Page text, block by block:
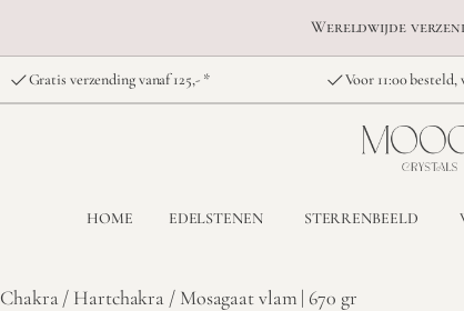
Wereldwijde
Gratis verzending vanaf 125,- * Voor 11:00 besteld,
HOME EDELSTENEN STERRENBEELD
Chakra/ Hartchakra / Mosagaat vlam | 670 gr